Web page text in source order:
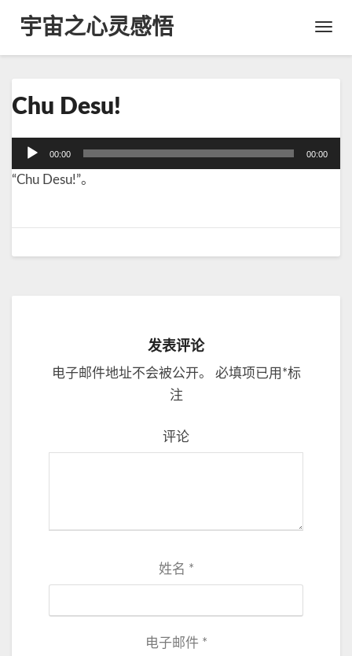
Toggle
宇宙之心灵感悟
h
D
s
Chu Desu!
播
00:00 00:00
“Chu Desu!”。
发表评论
电子邮件地址不会被公开。 必填项已用 *标
注
评论
姓名 *
电子邮件 *